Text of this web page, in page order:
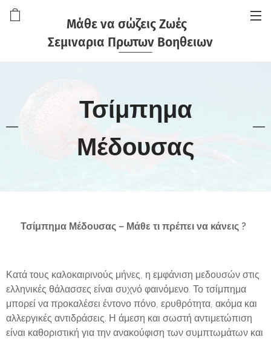
Μάθε να σώζεις Ζωές
Σεμιναρια Πρωτων Βοηθειων
Τσίμπημα
Μέδουσας
Τσίμπημα Μέδουσας – Μάθε τι πρέπει να κάνεις ?
Κατά τους καλοκαιρινούς μήνες, η εμφάνιση μεδουσών στις
ελληνικές θάλασσες είναι συχνό φαινόμενο. Το τσίμπημα
μπορεί να προκαλέσει έντονο πόνο, ερυθρότητα, ακόμα και
αλλεργικές αντιδράσεις. Η άμεση και σωστή αντιμετώπιση
είναι καθοριστική για την ανακούφιση των συμπτωμάτων και